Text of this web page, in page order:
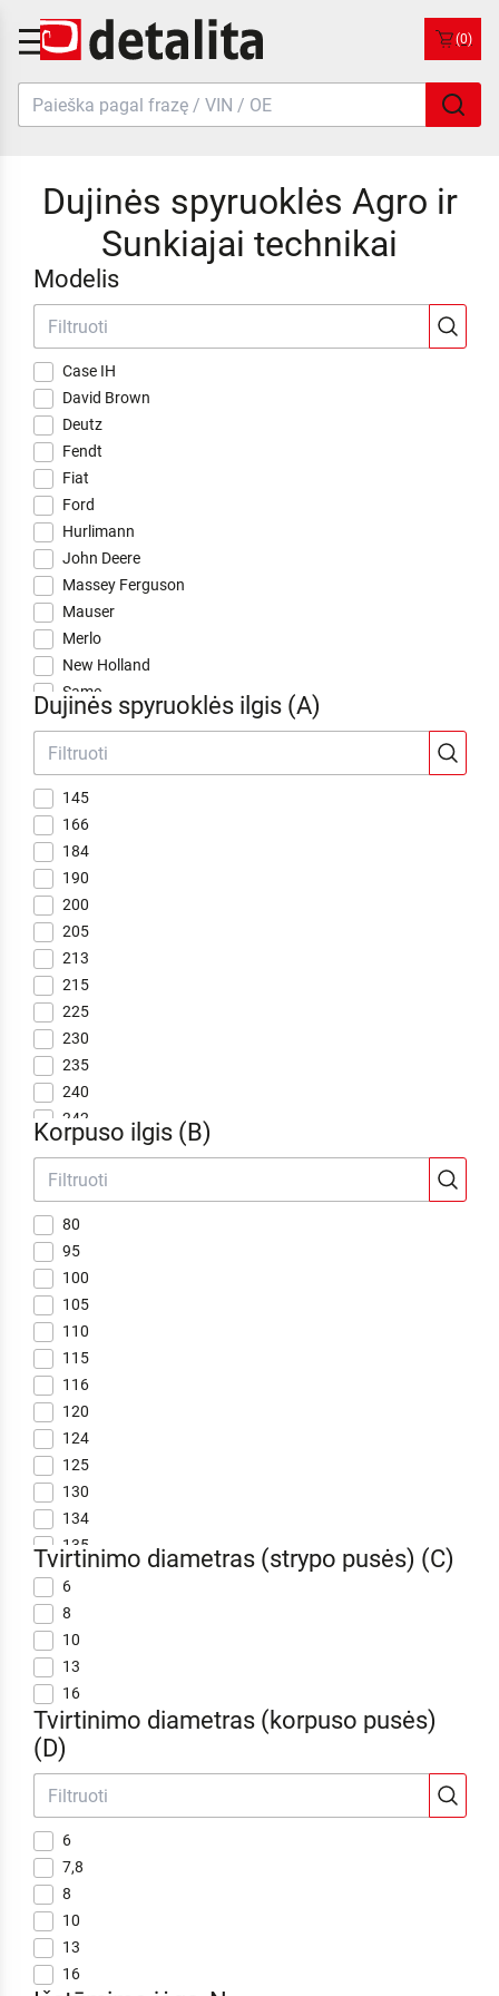
(0)
Dujinės spyruoklės Agro ir
Sunkiajai technikai
Modelis
Case IH
David Brown
Deutz
Fendt
Fiat
Ford
Hurlimann
John Deere
Massey Ferguson
Mauser
Merlo
New Holland
Same
Steyr
Zetor
Dujinės spyruoklės ilgis (A)
145
166
184
190
200
205
213
215
225
230
235
240
242
245
250
255
256
260
265
275
280
285
290
305
310
315
320
323
325
345
367
370
380
385
400
405
410
420
425
430
435
Korpuso ilgis (B)
80
95
100
105
110
115
116
120
124
125
130
134
135
139
155
160
165
175
176
180
190
195
200
Tvirtinimo diametras (strypo pusės) (C)
6
8
10
13
16
Tvirtinimo diametras (korpuso pusės)
(D)
6
7,8
8
10
13
16